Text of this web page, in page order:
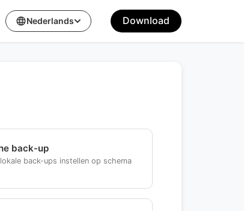
languageNederlands Download
back-up
back-ups instellen op schema